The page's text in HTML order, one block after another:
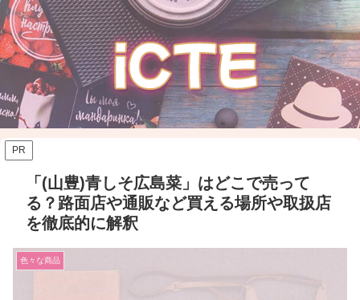
PR
「(山豊)青しそ広島菜」はどこで売って
る？路面店や通販など買える場所や取扱店
を徹底的に解釈
色々な商品